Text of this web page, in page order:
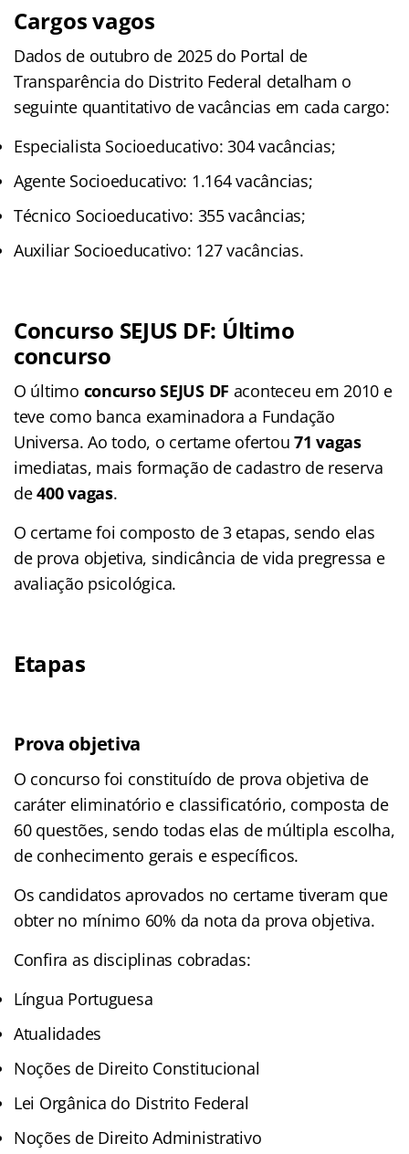
Cargos vagos
Dados de outubro de 2025 do Portal de
Transparência do Distrito Federal detalham o
seguinte quantitativo de vacâncias em cada cargo:
Especialista Socioeducativo: 304 vacâncias;
Agente Socioeducativo: 1.164 vacâncias;
Técnico Socioeducativo: 355 vacâncias;
Auxiliar Socioeducativo: 127 vacâncias.
Concurso SEJUS DF: Último
concurso
O último concurso SEJUS DF aconteceu em 2010 e
teve como banca examinadora a Fundação
Universa. Ao todo, o certame ofertou71 vagas
imediatas, mais formação de cadastro de reserva
de400 vagas.
O certame foi composto de 3 etapas, sendo elas
de prova objetiva, sindicância de vida pregressa e
avaliação psicológica.
Etapas
Prova objetiva
O concurso foi constituído de prova objetiva de
caráter eliminatório e classificatório, composta de
60 questões, sendo todas elas de múltipla escolha,
de conhecimento gerais e específicos.
Os candidatos aprovados no certame tiveram que
obter no mínimo 60% da nota da prova objetiva.
Confira as disciplinas cobradas:
Língua Portuguesa
Atualidades
Noções de Direito Constitucional
Lei Orgânica do Distrito Federal
Noções de Direito Administrativo